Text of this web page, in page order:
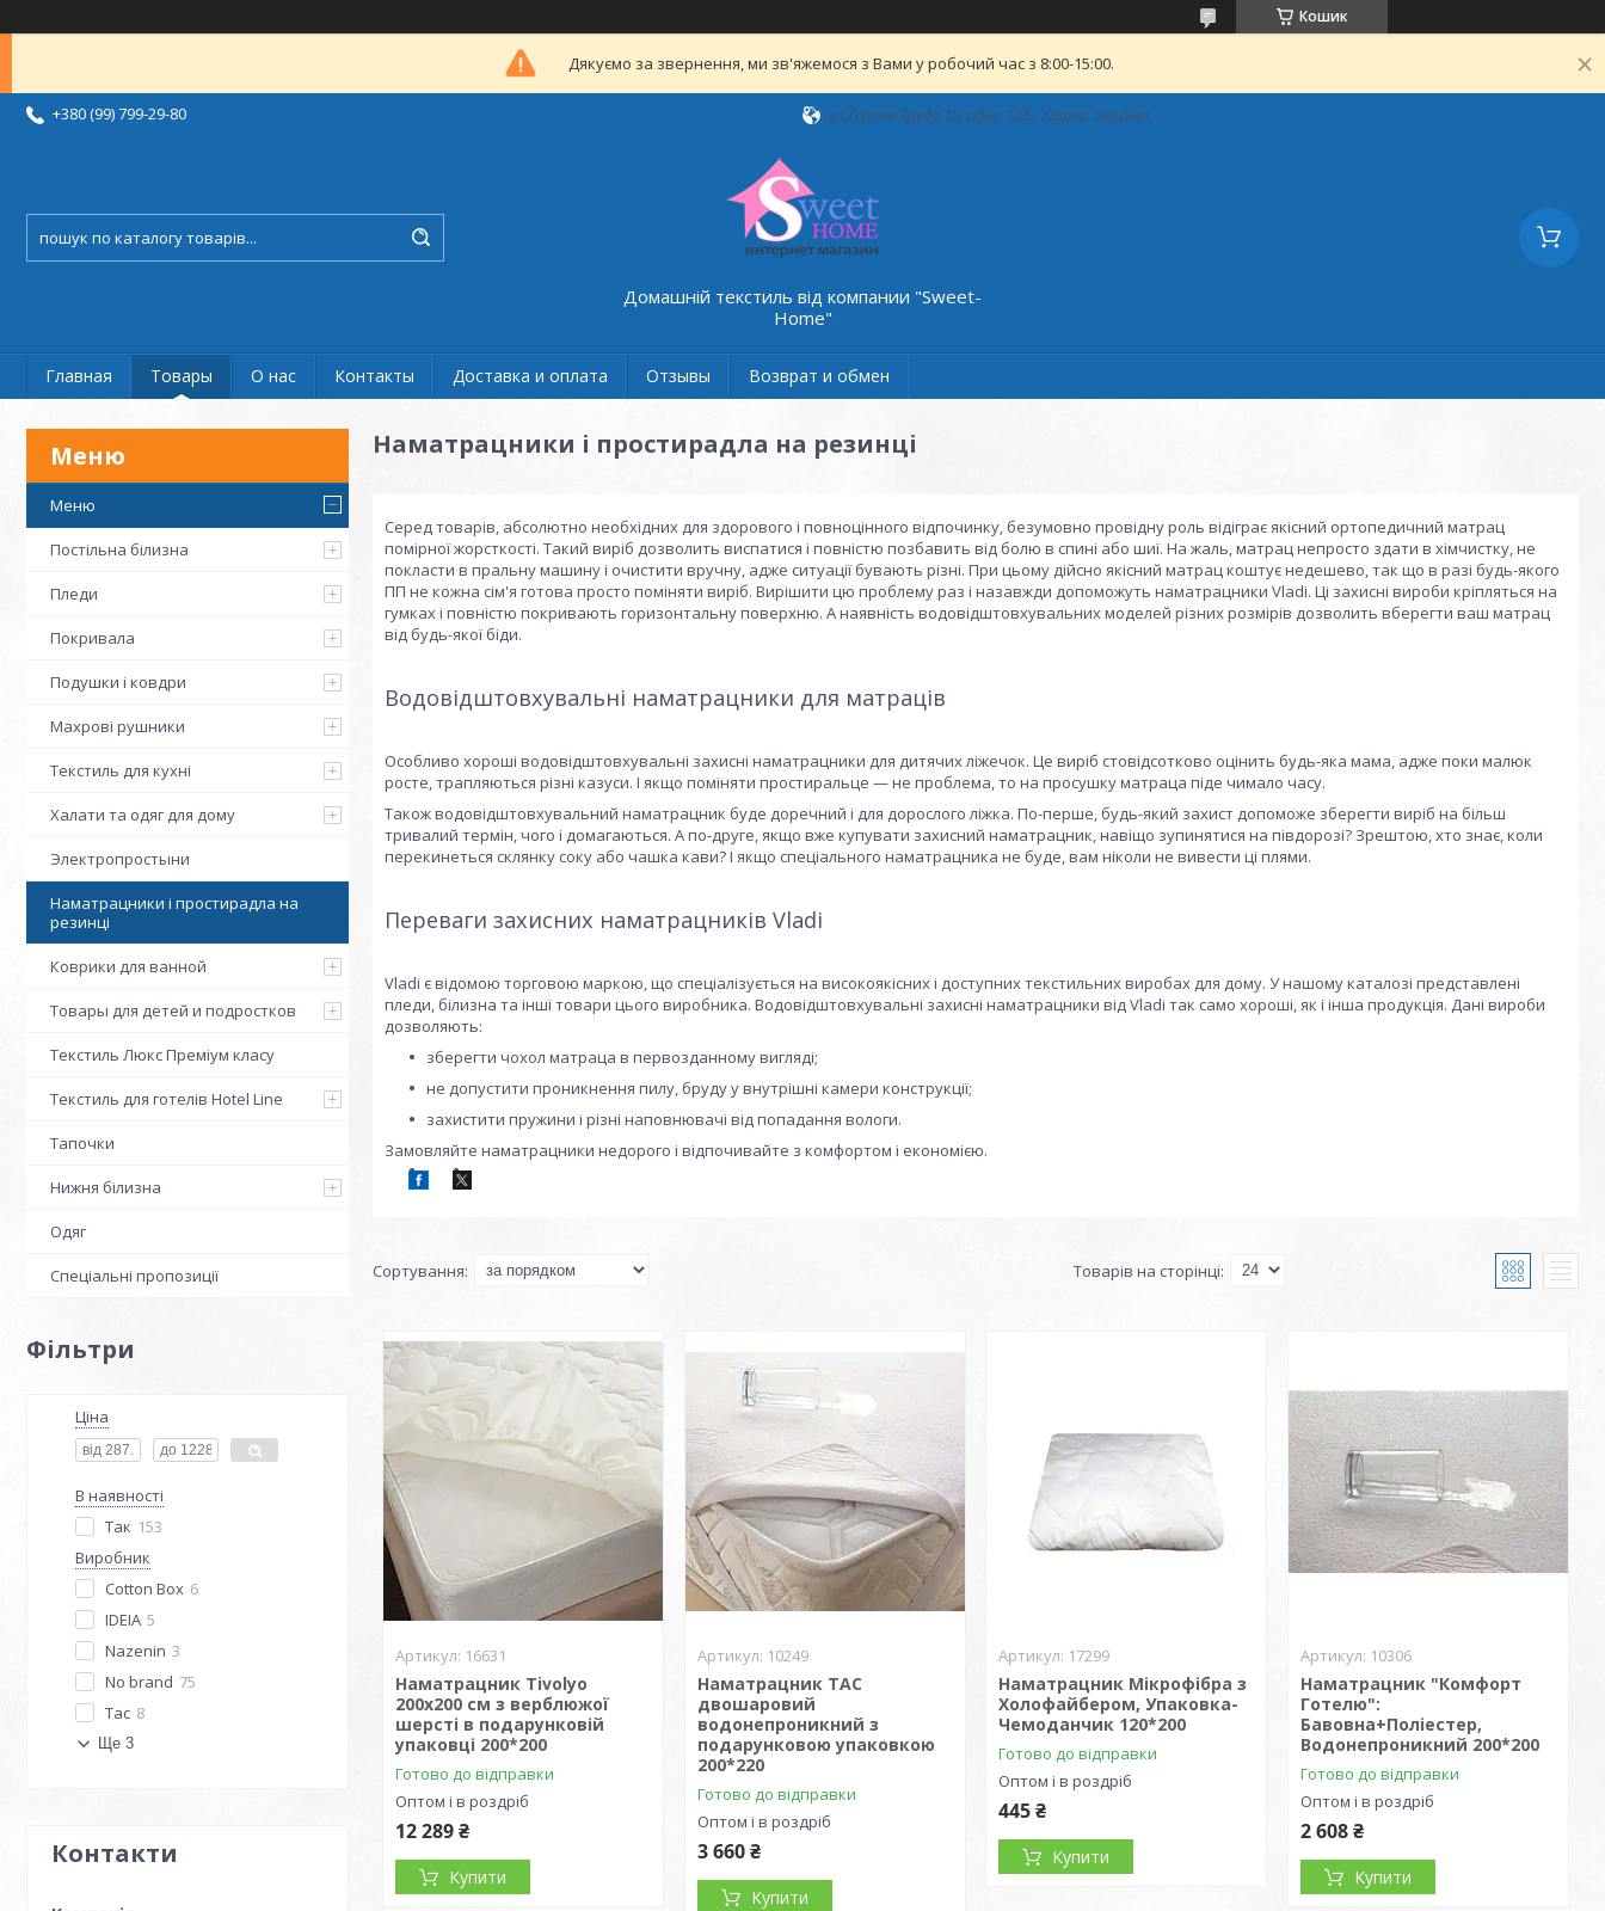
Кошик
Дякуємо за звернення, ми зв'яжемося з Вами у робочий час з 8:00-15:00.
+380 (99) 799-29-80 ул.Героев Труда 15, офис 135., Харків, Україна
Домашній текстиль від компании "Sweet-
Home"
Главная Товары О нас Контакты Доставка и оплата Отзывы Возврат и обмен
Меню
Постільна білизна
Пледи
Покривала
Подушки і ковдри
Махрові рушники
Текстиль для кухні
Халати та одяг для дому
Электропростыни
Наматрацники і простирадла на
резинці
Коврики для ванной
Товары для детей и подростков
Текстиль Люкс Преміум класу
Текстиль для готелів Hotel Line
Тапочки
Нижня білизна
Одяг
Спеціальні пропозиції
Фільтри
Ціна
В наявності
Так 153
Виробник
Cotton Box 6
IDEIA 5
Nazenin 3
No brand 75
Tac 8
Ще 3
Контакти
Наматрацники і простирадла на резинці
Серед товарів, абсолютно необхідних для здорового і повноцінного відпочинку, безумовно провідну роль відіграє якісний ортопедичний матрац
помірної жорсткості. Такий виріб дозволить виспатися і повністю позбавить від болю в спині або шиї. На жаль, матрац непросто здати в хімчистку, не
покласти в пральну машину і очистити вручну, адже ситуації бувають різні. При цьому дійсно якісний матрац коштує недешево, так що в разі будь-якого
ПП не кожна сім'я готова просто поміняти виріб. Вирішити цю проблему раз і назавжди допоможуть наматрацники Vladi. Ці захисні вироби кріпляться на
гумках і повністю покривають горизонтальну поверхню. А наявність водовідштовхувальних моделей різних розмірів дозволить вберегти ваш матрац
від будь-якої біди.
Водовідштовхувальні наматрацники для матраців
Особливо хороші водовідштовхувальні захисні наматрацники для дитячих ліжечок. Це виріб стовідсотково оцінить будь-яка мама, адже поки малюк
росте, трапляються різні казуси. І якщо поміняти простиральце — не проблема, то на просушку матраца піде чимало часу.
Також водовідштовхувальний наматрацник буде доречний і для дорослого ліжка. По-перше, будь-який захист допоможе зберегти виріб на більш
тривалий термін, чого і домагаються. А по-друге, якщо вже купувати захисний наматрацник, навіщо зупинятися на півдорозі? Зрештою, хто знає, коли
перекинеться склянку соку або чашка кави? І якщо спеціального наматрацника не буде, вам ніколи не вивести ці плями.
Переваги захисних наматрацників Vladi
Vladi є відомою торговою маркою, що спеціалізується на високоякісних і доступних текстильних виробах для дому. У нашому каталозі представлені
пледи, білизна та інші товари цього виробника. Водовідштовхувальні захисні наматрацники від Vladi так само хороші, як і інша продукція. Дані вироби
дозволяють:
зберегти чохол матраца в первозданному вигляді;
не допустити проникнення пилу, бруду у внутрішні камери конструкції;
захистити пружини і різні наповнювачі від попадання вологи.
Замовляйте наматрацники недорого і відпочивайте з комфортом і економією.
16631
Наматрацник Tivolyo
200x200 см з верблюжої
шерсті в подарунковій
упаковці 200*200
Готово до відправки
Оптом і в роздріб
12 289 ₴
Купити
10249
Наматрацник TAC
двошаровий
водонепроникний з
подарунковою упаковкою
200*220
Готово до відправки
Оптом і в роздріб
3 660 ₴
Купити
17299
Наматрацник Мікрофібра з
Холофайбером, Упаковка-
Чемоданчик 120*200
Готово до відправки
Оптом і в роздріб
445 ₴
Купити
10306
Наматрацник "Комфорт
Готелю":
Бавовна+Поліестер,
Водонепроникний 200*200
Готово до відправки
Оптом і в роздріб
2 608 ₴
Купити